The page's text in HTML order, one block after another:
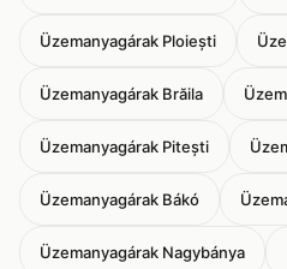
Üzemanyagárak Ploiești
Üzemanyagárak Brăila
Üzemanyagárak Pitești
Üzemanyagárak Bákó
Üzemanyagárak Nagybánya